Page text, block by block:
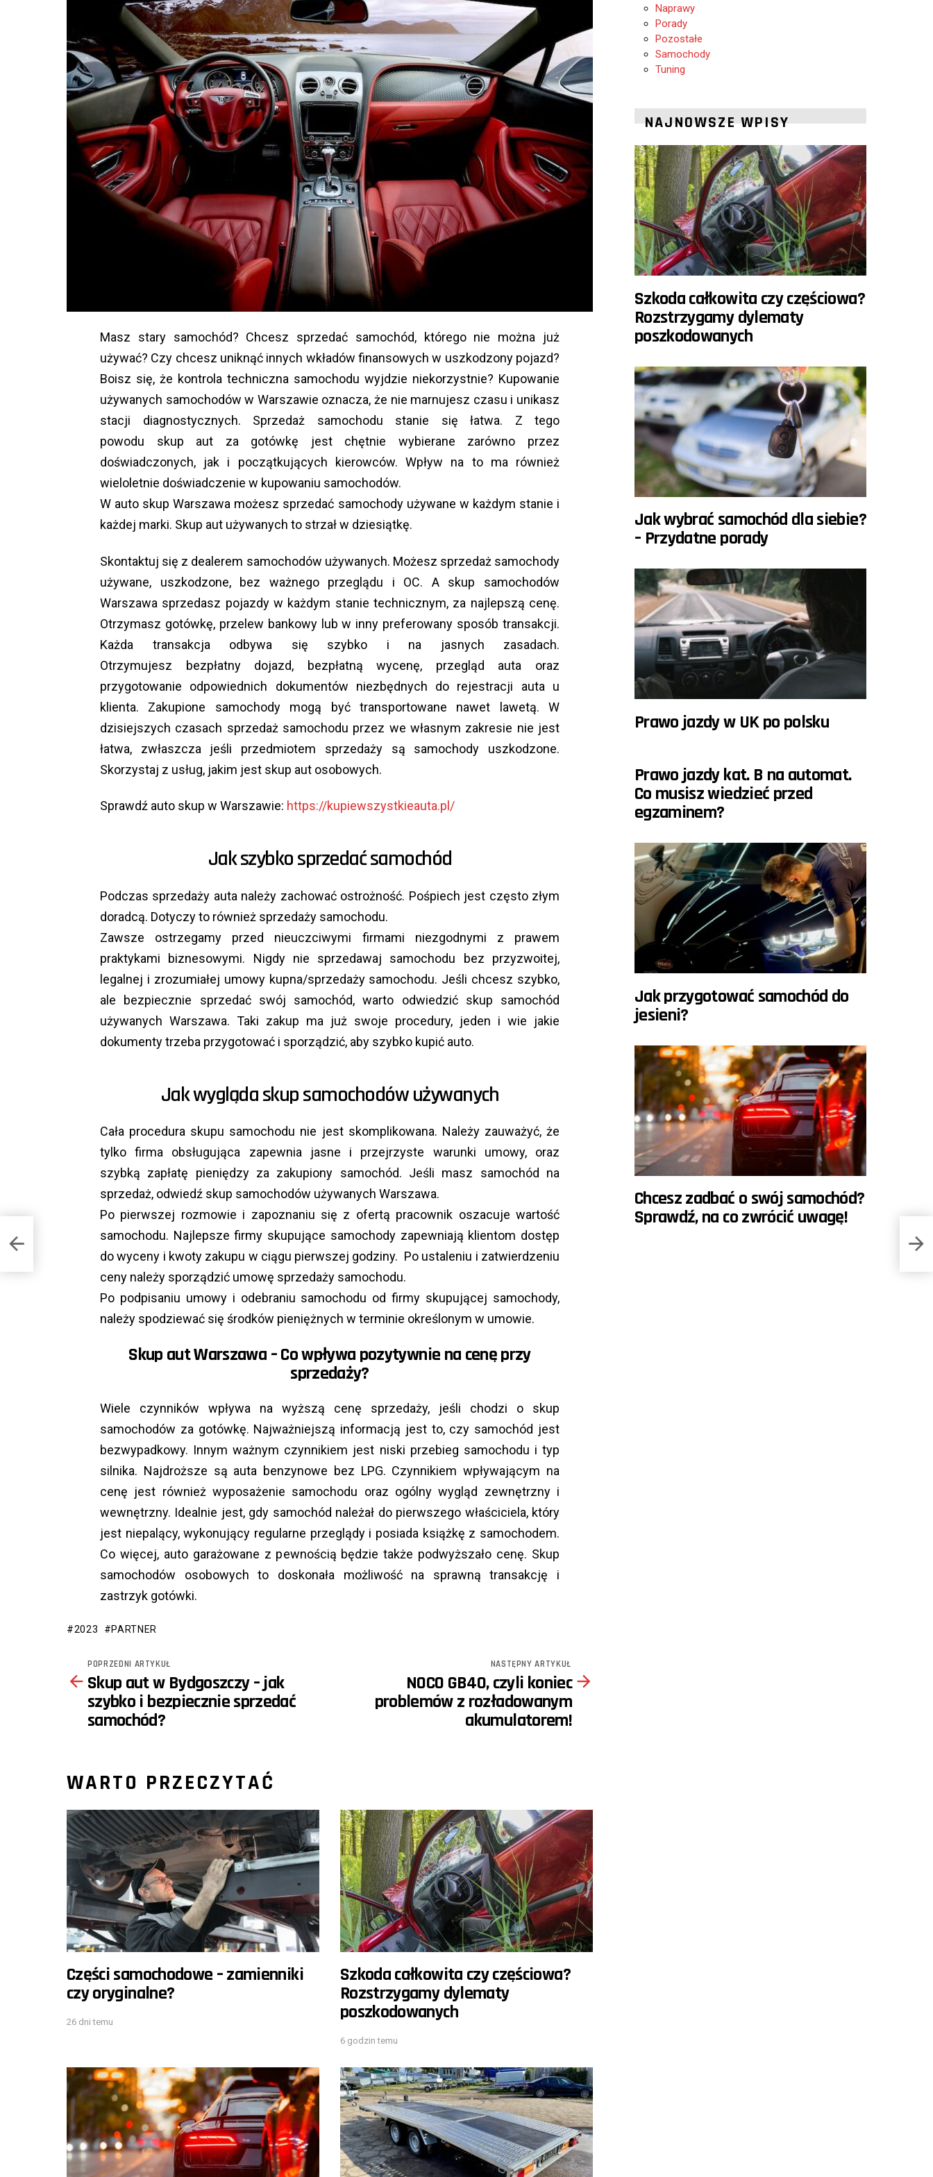
Masz stary samochód? Chcesz sprzedać samochód, którego nie można już
używać? Czy chcesz uniknąć innych wkładów finansowych w uszkodzony pojazd?
Boisz się, że kontrola techniczna samochodu wyjdzie niekorzystnie? Kupowanie
używanych samochodów w Warszawie oznacza, że nie marnujesz czasu i unikasz
stacji diagnostycznych. Sprzedaż samochodu stanie się łatwa. Z tego
powodu skup aut za gotówkę jest chętnie wybierane zarówno przez
doświadczonych, jak i początkujących kierowców. Wpływ na to ma również
wieloletnie doświadczenie w kupowaniu samochodów.
W auto skup Warszawa możesz sprzedać samochody używane w każdym stanie i
każdej marki. Skup aut używanych to strzał w dziesiątkę.
Skontaktuj się z dealerem samochodów używanych. Możesz sprzedaż samochody
używane, uszkodzone, bez ważnego przeglądu i OC. A skup samochodów
Warszawa sprzedasz pojazdy w każdym stanie technicznym, za najlepszą cenę.
Otrzymasz gotówkę, przelew bankowy lub w inny preferowany sposób transakcji.
Każda transakcja odbywa się szybko i na jasnych zasadach.
Otrzymujesz bezpłatny dojazd, bezpłatną wycenę, przegląd auta oraz
przygotowanie odpowiednich dokumentów niezbędnych do rejestracji auta u
klienta. Zakupione samochody mogą być transportowane nawet lawetą. W
dzisiejszych czasach sprzedaż samochodu przez we własnym zakresie nie jest
łatwa, zwłaszcza jeśli przedmiotem sprzedaży są samochody uszkodzone.
Skorzystaj z usług, jakim jest skup aut osobowych.
Sprawdź auto skup w Warszawie: https://kupiewszystkieauta.pl/
Jak szybko sprzedać samochód
Podczas sprzedaży auta należy zachować ostrożność. Pośpiech jest często złym
doradcą. Dotyczy to również sprzedaży samochodu.
Zawsze ostrzegamy przed nieuczciwymi firmami niezgodnymi z prawem
praktykami biznesowymi. Nigdy nie sprzedawaj samochodu bez przyzwoitej,
legalnej i zrozumiałej umowy kupna/sprzedaży samochodu. Jeśli chcesz szybko,
ale bezpiecznie sprzedać swój samochód, warto odwiedzić skup samochód
używanych Warszawa. Taki zakup ma już swoje procedury, jeden i wie jakie
dokumenty trzeba przygotować i sporządzić, aby szybko kupić auto.
Jak wygląda skup samochodów używanych
Cała procedura skupu samochodu nie jest skomplikowana. Należy zauważyć, że
tylko firma obsługująca zapewnia jasne i przejrzyste warunki umowy, oraz
szybką zapłatę pieniędzy za zakupiony samochód. Jeśli masz samochód na
sprzedaż, odwiedź skup samochodów używanych Warszawa.
Po pierwszej rozmowie i zapoznaniu się z ofertą pracownik oszacuje wartość
samochodu. Najlepsze firmy skupujące samochody zapewniają klientom dostęp
do wyceny i kwoty zakupu w ciągu pierwszej godziny. Po ustaleniu i zatwierdzeniu
ceny należy sporządzić umowę sprzedaży samochodu.
Po podpisaniu umowy i odebraniu samochodu od firmy skupującej samochody,
należy spodziewać się środków pieniężnych w terminie określonym w umowie.
Skup aut Warszawa – Co wpływa pozytywnie na cenę przy
sprzedaży?
Wiele czynników wpływa na wyższą cenę sprzedaży, jeśli chodzi o skup
samochodów za gotówkę. Najważniejszą informacją jest to, czy samochód jest
bezwypadkowy. Innym ważnym czynnikiem jest niski przebieg samochodu i typ
silnika. Najdroższe są auta benzynowe bez LPG. Czynnikiem wpływającym na
cenę jest również wyposażenie samochodu oraz ogólny wygląd zewnętrzny i
wewnętrzny. Idealnie jest, gdy samochód należał do pierwszego właściciela, który
jest niepalący, wykonujący regularne przeglądy i posiada książkę z samochodem.
Co więcej, auto garażowane z pewnością będzie także podwyższało cenę. Skup
samochodów osobowych to doskonała możliwość na sprawną transakcję i
zastrzyk gotówki.
2023 PARTNER
more
POPRZEDNI ARTYKUŁ
Skup aut w Bydgoszczy – jak
szybko i bezpiecznie sprzedać
samochód?
NASTĘPNY ARTYKUŁ
NOCO GB40, czyli koniec
problemów z rozładowanym
akumulatorem!
WARTO PRZECZYTAĆ
Części samochodowe – zamienniki
czy oryginalne?
26 dni temu
Szkoda całkowita czy częściowa?
Rozstrzygamy dylematy
poszkodowanych
6 godzin temu
Naprawy
Porady
Pozostałe
Samochody
Tuning
NAJNOWSZE WPISY
Szkoda całkowita czy częściowa?
Rozstrzygamy dylematy
poszkodowanych
Jak wybrać samochód dla siebie?
– Przydatne porady
Prawo jazdy w UK po polsku
Prawo jazdy kat. B na automat.
Co musisz wiedzieć przed
egzaminem?
Jak przygotować samochód do
jesieni?
Chcesz zadbać o swój samochód?
Sprawdź, na co zwrócić uwagę!